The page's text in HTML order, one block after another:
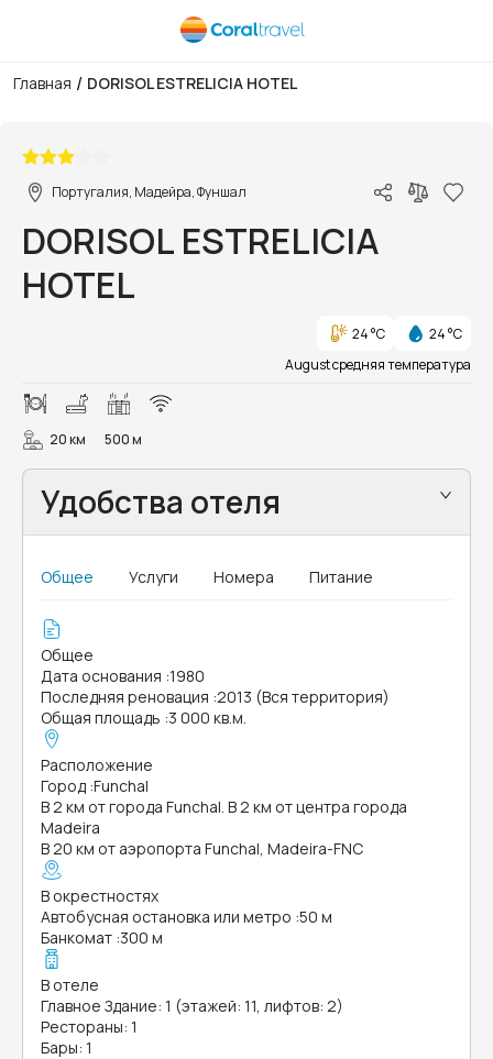
Главная / DORISOL ESTRELICIA HOTEL
Португалия, Мадейра, Фуншал
DORISOL ESTRELICIA
HOTEL
24 °C
24 °C
August средняя температура
20 км 500 м
Удобства отеля
Общее Услуги Номера Питание
Общее
Дата основания :1980
Последняя реновация :2013 (Вся территория)
Общая площадь :3 000 кв.м.
Расположение
Город :Funchal
В 2 км от города Funchal. В 2 км от центра города
Madeira
В 20 км от аэропорта Funchal, Madeira-FNC
В окрестностях
Автобусная остановка или метро :50 м
Банкомат :300 м
В отеле
Главное Здание: 1 (этажей: 11, лифтов: 2)
Рестораны: 1
Бары: 1